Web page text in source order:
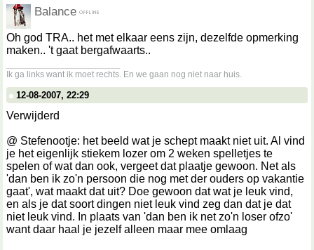
Balance
Oh god TRA.. het met elkaar eens zijn, dezelfde opmerking
maken.. 't gaat bergafwaarts..
Ik ga links want ik moet rechts. En we gaan nog niet naar huis.
12-08-2007, 22:29
Verwijderd
@ Stefenootje: het beeld wat je schept maakt niet uit. Al vind
je het eigenlijk stiekem lozer om 2 weken spelletjes te
spelen of wat dan ook, vergeet dat plaatje gewoon. Net als
'dan ben ik zo'n persoon die nog met der ouders op vakantie
gaat', wat maakt dat uit? Doe gewoon dat wat je leuk vind,
en als je dat soort dingen niet leuk vind zeg dan dat je dat
niet leuk vind. In plaats van 'dan ben ik net zo'n loser ofzo'
want daar haal je jezelf alleen maar mee omlaag